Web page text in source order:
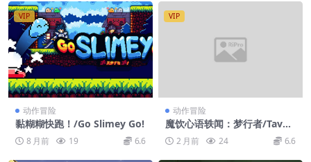
VIP
动作冒险
黏糊糊快跑！/Go Slimey Go!
8 月前 19 6.6
VIP
动作冒险
魔饮心语轶闻：梦行者/Taver
n Talk Stories: Dreamwalke
r 2 月前 24 6.6